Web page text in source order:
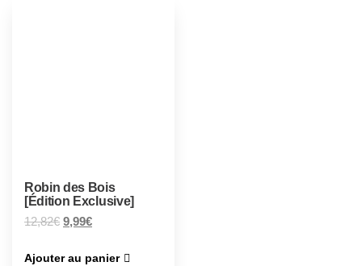
Robin des Bois
[Édition Exclusive]
12,82€ 9,99€
Ajouter au panier